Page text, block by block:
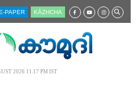
PAPER KĀZHCHA
2026 11.17 PM IST